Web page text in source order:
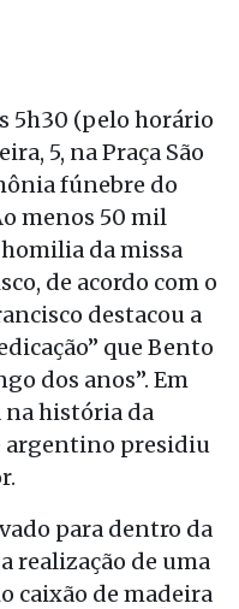
5h30 (pelo horário
5, na Praça São
fúnebre do
menos 50 mil
da missa
de acordo com o
destacou a
que Bento
dos anos”. Em
história da
argentino presidiu
para dentro da
realização de uma
caixão de madeira